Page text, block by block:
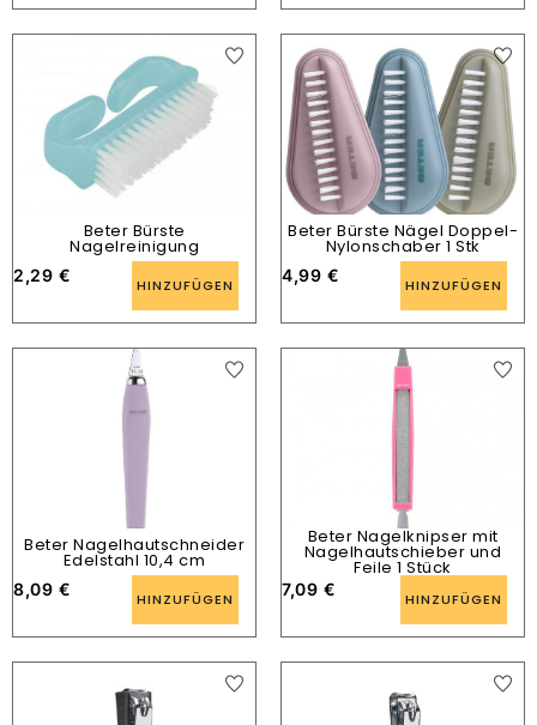
Beter Bürste
Nagelreinigung
2,29 € HINZUFÜGEN
Beter Bürste Nägel Doppel-
Nylonschaber 1 Stk
4,99 € HINZUFÜGEN
Beter Nagelhautschneider
Edelstahl 10,4 cm
8,09 € HINZUFÜGEN
Beter Nagelknipser mit
Nagelhautschieber und
Feile 1 Stück
7,09 € HINZUFÜGEN